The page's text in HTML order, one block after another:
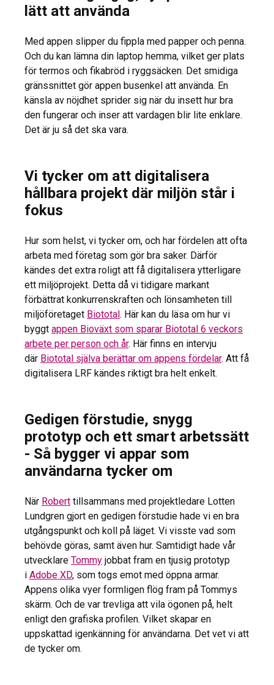
lätt att använda
Med appen slipper du fippla med papper och penna.
Och du kan lämna din laptop hemma, vilket ger plats
för termos och fikabröd i ryggsäcken. Det smidiga
gränssnittet gör appen busenkel att använda. En
känsla av nöjdhet sprider sig när du insett hur bra
den fungerar och inser att vardagen blir lite enklare.
Det är ju så det ska vara.
Vi tycker om att digitalisera
hållbara projekt där miljön står i
fokus
Hur som helst, vi tycker om, och har fördelen att ofta
arbeta med företag som gör bra saker. Därför
kändes det extra roligt att få digitalisera ytterligare
ett miljöprojekt. Detta då vi tidigare markant
förbättrat konkurrenskraften och lönsamheten till
miljöföretaget Biototal. Här kan du läsa om hur vi
byggt appen Bioväxt som sparar Biototal 6 veckors
arbete per person och år. Här finns en intervju
där Biototal själva berättar om appens fördelar. Att få
digitalisera LRF kändes riktigt bra helt enkelt.
Gedigen förstudie, snygg
prototyp och ett smart arbetssätt
- Så bygger vi appar som
användarna tycker om
När Robert tillsammans med projektledare Lotten
Lundgren gjort en gedigen förstudie hade vi en bra
utgångspunkt och koll på läget. Vi visste vad som
behövde göras, samt även hur. Samtidigt hade vår
utvecklare Tommy jobbat fram en tjusig prototyp
i Adobe XD, som togs emot med öppna armar.
Appens olika vyer formligen flög fram på Tommys
skärm. Och de var trevliga att vila ögonen på, helt
enligt den grafiska profilen. Vilket skapar en
uppskattad igenkänning för användarna. Det vet vi att
de tycker om.